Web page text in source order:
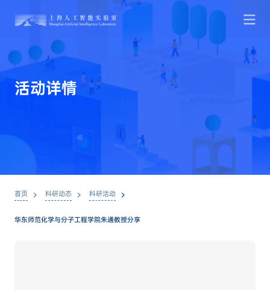
活动详情
首页 科研动态 科研活动
华东师范化学与分子工程学院朱通教授分享